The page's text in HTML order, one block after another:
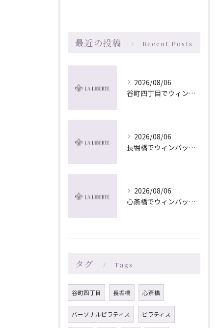
最近の投稿 Recent Posts
2026/08/06
谷町四丁目でウィンバック×マッサージ｜LA LIBERTE
2026/08/06
長堀橋でウィンバック×マッサージ｜LA LIBERTE
2026/08/06
心斎橋でウィンバック×マッサージ｜LA LIBERTE
タグ Tags
谷町四丁目 長堀橋 心斎橋
パーソナルピラティス ピラティス